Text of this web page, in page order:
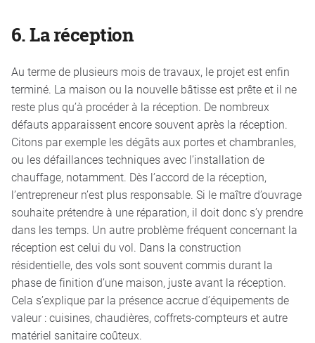
6.La réception
Au terme de plusieurs mois de travaux, le projet est enfin
terminé. La maison ou la nouvelle bâtisse est prête et il ne
reste plus qu’à procéder à la réception. De nombreux
défauts apparaissent encore souvent après la réception.
Citons par exemple les dégâts aux portes et chambranles,
ou les défaillances techniques avec l’installation de
chauffage, notamment. Dès l’accord de la réception,
l’entrepreneur n’est plus responsable. Si le maître d’ouvrage
souhaite prétendre à une réparation, il doit donc s’y prendre
dans les temps. Un autre problème fréquent concernant la
réception est celui du vol. Dans la construction
résidentielle, des vols sont souvent commis durant la
phase de finition d’une maison, juste avant la réception.
Cela s’explique par la présence accrue d’équipements de
valeur : cuisines, chaudières, coffrets-compteurs et autre
matériel sanitaire coûteux.